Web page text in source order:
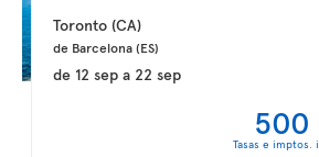
Toronto (CA)
de Barcelona (ES)
de 12 sepa 22 sep
500
Tasas e imptos.